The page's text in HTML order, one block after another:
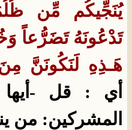
يُنَجِّيكُم مِّن
تَدْعُونَهُ تَضَرُّعاً
هَـذِهِ لَنَكُونَنَّ
أي : قل -أيها
المشركين: من